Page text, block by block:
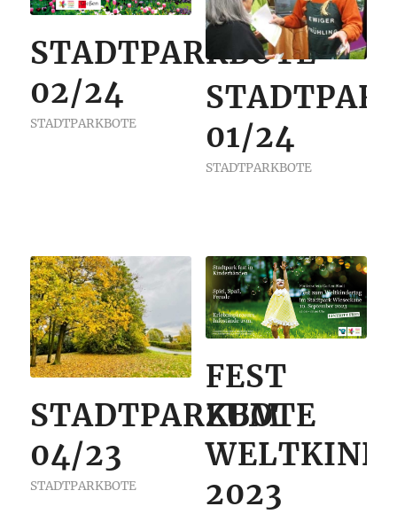
STADTPARKBOTE
02/24
STADTPARKBOTE
01/24
STADTPARKBOTE
STADTPARKBOTE
04/23
STADTPARKBOTE
FEST
ZUM
2023